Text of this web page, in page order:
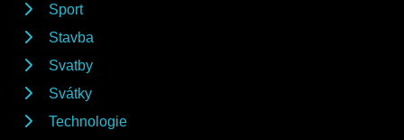
Sport
Stavba
Svatby
Svátky
Technologie